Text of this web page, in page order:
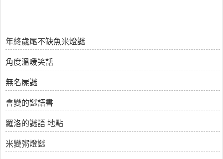
年終歲尾不缺魚米燈謎
角度溫暖笑話
無名屍謎
會變的謎語書
羅洛的謎語 地點
米變粥燈謎